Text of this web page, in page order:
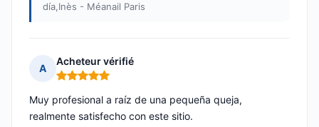
día,Inès - Méanail Paris
A
Acheteur vérifié
Nota: 5 de 5
Muy profesional a raíz de una pequeña queja,
realmente satisfecho con este sitio.